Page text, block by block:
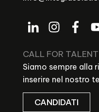
CALL FOR TALENT
Siamo sempre alla
inserire nel nostro
CANDIDATI